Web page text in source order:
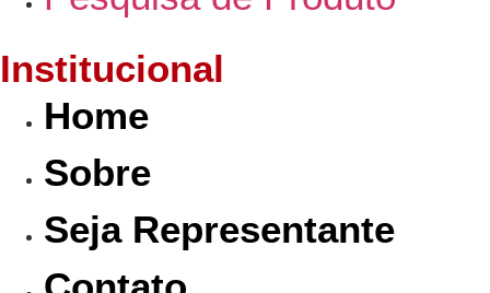
Institucional
Home
Sobre
Seja Representante